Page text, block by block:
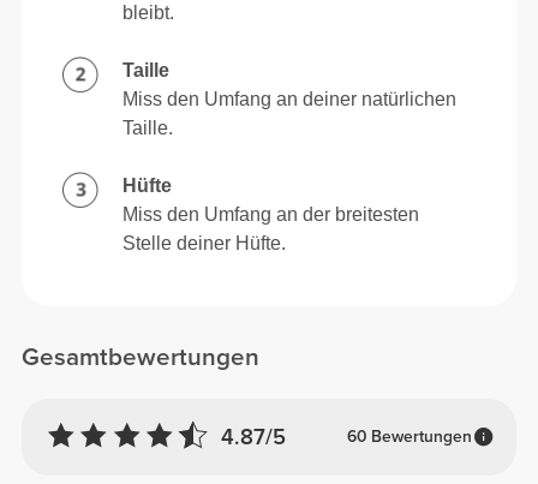
Gesamtbewertungen
4.87/5 60 Bewertungen
bleibt.
Taille
Miss den Umfang an deiner natürlichen
Taille.
Hüfte
Miss den Umfang an der breitesten
Stelle deiner Hüfte.